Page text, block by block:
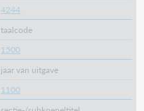
4244
taalcode
1500
jaar van uitgave
1100